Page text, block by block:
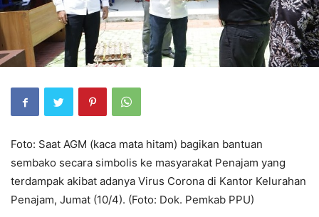
Foto: Saat AGM (kaca mata hitam) bagikan bantuan
sembako secara simbolis ke masyarakat Penajam yang
terdampak akibat adanya Virus Corona di Kantor Kelurahan
Penajam, Jumat (10/4). (Foto: Dok. Pemkab PPU)